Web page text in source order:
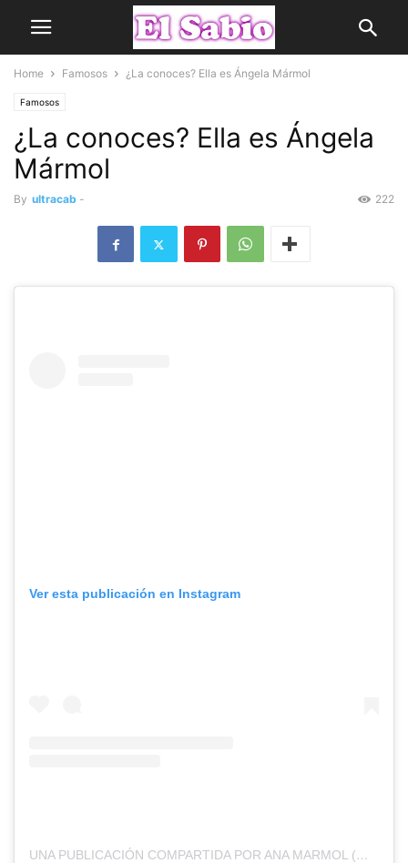
Home Famosos ¿La conoces? Ella es Ángela Mármol
Famosos
¿La conoces? Ella es Ángela
Mármol
By ultracab - 222
Ver esta publicación en Instagram
UNA PUBLICACIÓN COMPARTIDA POR ANA MARMOL (@AMARMOLMC)